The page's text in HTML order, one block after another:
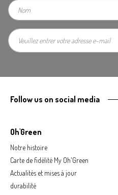
Oh'Green
Notre histoire
Carte de fidélité My Oh'Green
Actualités et mises à jour
durabilité
Follow us on social media